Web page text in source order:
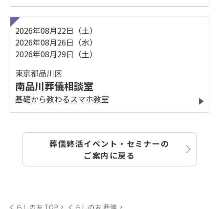
2026年08月22日（土）
2026年08月26日（水）
2026年08月29日（土）
東京都品川区
南品川葬儀相談室
基礎から教わるスマホ教室
葬儀終活イベント・セミナーの
ご案内に戻る